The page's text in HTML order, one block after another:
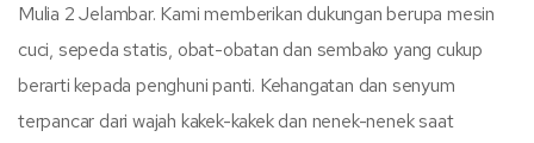
Mulia 2 Jelambar. Kami memberikan dukungan berupa mesin
cuci, sepeda statis, obat-obatan dan sembako yang cukup
berarti kepada penghuni panti. Kehangatan dan senyum
terpancar dari wajah kakek-kakek dan nenek-nenek saat